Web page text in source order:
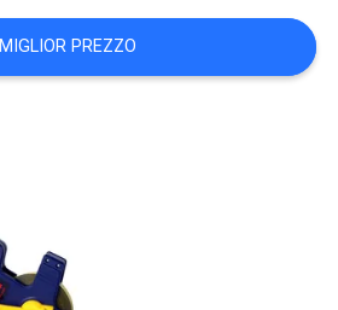
MIGLIOR PREZZO